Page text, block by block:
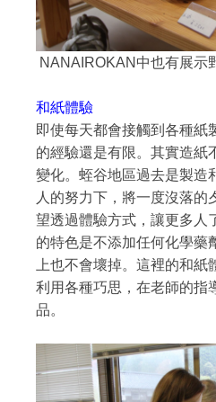
NANAIROKAN中也有展示
和紙體驗
即使每天都會接觸到各種紙
的經驗還是有限。其實造紙
變化。蛭谷地區過去是製造
人的努力下，將一度沒落的
望透過體驗方式，讓更多人
的特色是不添加任何化學藥
上也不會壞掉。這裡的和紙
利用各種巧思，在老師的指
品。